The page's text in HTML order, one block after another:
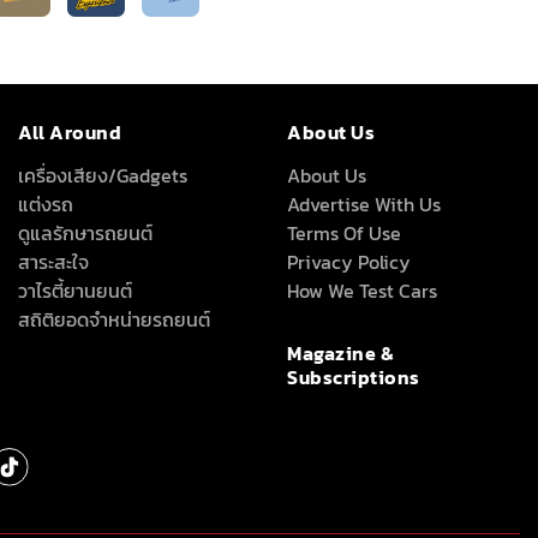
All Around
เครื่องเสียง/Gadgets
แต่งรถ
ดูแลรักษารถยนต์
สาระสะใจ
วาไรตี้ยานยนต์
สถิติยอดจำหน่ายรถยนต์
About Us
About Us
Advertise With Us
Terms Of Use
Privacy Policy
How We Test Cars
Magazine &
Subscriptions